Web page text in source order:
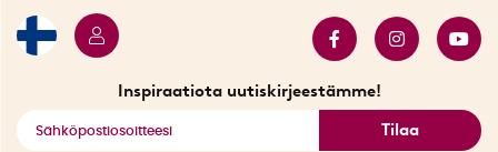
Katso kaikki älykkäät tuotteet
Inspiraatiota uutiskirjeestämme!
Tilaa